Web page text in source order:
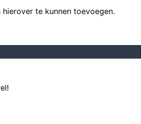
Héét ter mich toch eine inne wasbak
te kunnen toevoegen.